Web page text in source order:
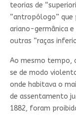
teorias de
“antropólogo” que
ariano-germânica e
outras “raças
Ao mesmo tempo,
se de modo
onde habitava o
de assentamento
1882, foram